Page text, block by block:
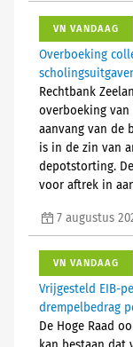
VN VANDAAG
Overboeking
Rechtbank
overboeking
aanvang van de
is in de zin van
depotstorting.
voor aftrek in
7 augustus
VN VANDAAG
Vrijgesteld EIB-
drempelbedrag
De Hoge Raad